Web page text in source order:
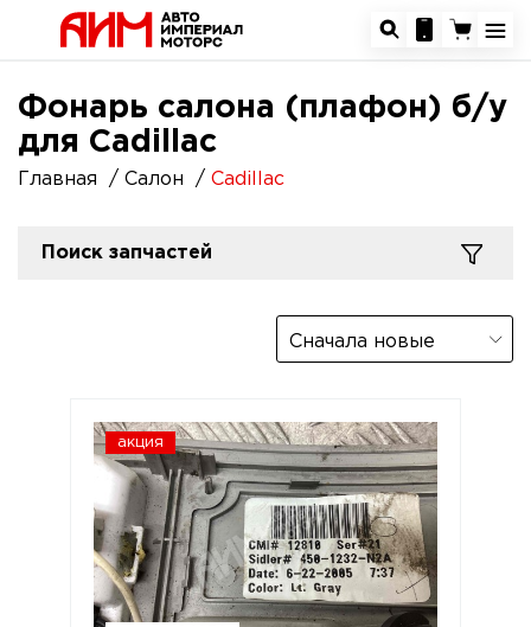
Фонарь салона (плафон) б/у
для Cadillac
Главная Салон Cadillac
Поиск запчастей
Сначала новые
акция